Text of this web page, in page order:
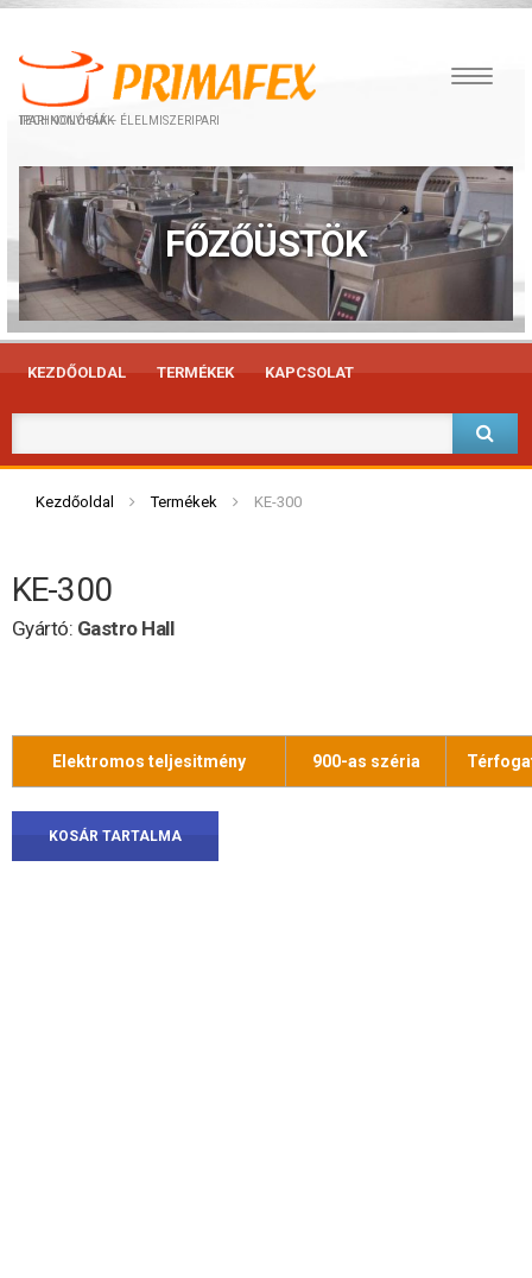
IPARI KONYHÁK – ÉLELMISZERIPARI TECHNOLÓGIÁK
FŐZŐÜSTÖK
KEZDŐOLDAL TERMÉKEK KAPCSOLAT
Kezdőoldal Termékek KE-300
KE-300
Gyártó: Gastro Hall
Elektromos teljesitmény 900-as széria
KOSÁR TARTALMA